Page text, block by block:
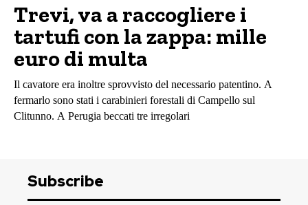
Trevi, va a raccogliere i
tartufi con la zappa: mille
euro di multa
Il cavatore era inoltre sprovvisto del necessario patentino. A
fermarlo sono stati i carabinieri forestali di Campello sul
Clitunno. A Perugia beccati tre irregolari
Subscribe